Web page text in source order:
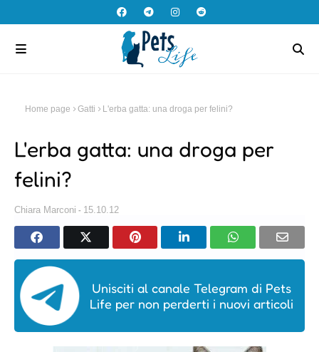
Home page Gatti L'erba gatta: una droga per felini?
L'erba gatta: una droga per
felini?
Chiara Marconi 15.10.12
Unisciti al canale Telegram di Pets
Life per non perderti i nuovi articoli